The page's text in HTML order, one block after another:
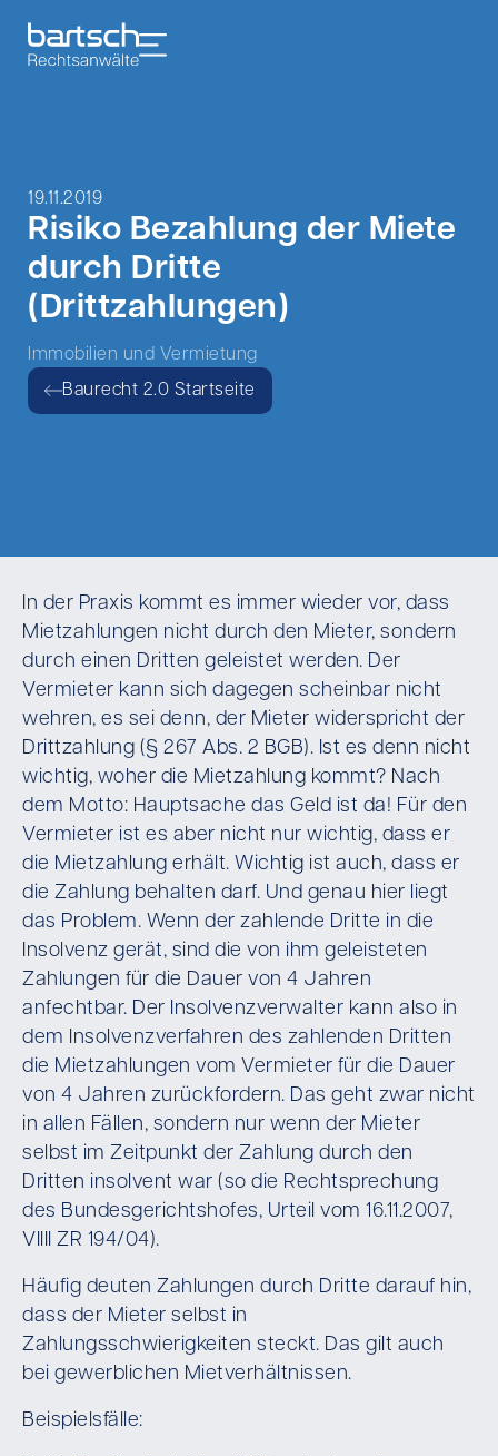
19.11.2019
Risiko Bezahlung der Miete
durch Dritte
(Drittzahlungen)
Immobilien und Vermietung
Baurecht 2.0 Startseite
In der Praxis kommt es immer wieder vor, dass
Mietzahlungen nicht durch den Mieter, sondern
durch einen Dritten geleistet werden. Der
Vermieter kann sich dagegen scheinbar nicht
wehren, es sei denn, der Mieter widerspricht der
Drittzahlung (§ 267 Abs. 2 BGB). Ist es denn nicht
wichtig, woher die Mietzahlung kommt? Nach
dem Motto: Hauptsache das Geld ist da! Für den
Vermieter ist es aber nicht nur wichtig, dass er
die Mietzahlung erhält. Wichtig ist auch, dass er
die Zahlung behalten darf. Und genau hier liegt
das Problem. Wenn der zahlende Dritte in die
Insolvenz gerät, sind die von ihm geleisteten
Zahlungen für die Dauer von 4 Jahren
anfechtbar. Der Insolvenzverwalter kann also in
dem Insolvenzverfahren des zahlenden Dritten
die Mietzahlungen vom Vermieter für die Dauer
von 4 Jahren zurückfordern. Das geht zwar nicht
in allen Fällen, sondern nur wenn der Mieter
selbst im Zeitpunkt der Zahlung durch den
Dritten insolvent war (so die Rechtsprechung
des Bundesgerichtshofes, Urteil vom 16.11.2007,
VIIII ZR 194/04).
Häufig deuten Zahlungen durch Dritte darauf hin,
dass der Mieter selbst in
Zahlungsschwierigkeiten steckt. Das gilt auch
bei gewerblichen Mietverhältnissen.
Beispielsfälle: